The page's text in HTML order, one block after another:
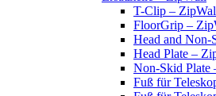
T-Clip –
FloorGrip –
Head and Non-
Head Plate –
Non-Skid Plate
Fuß für